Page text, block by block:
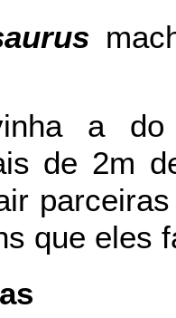
a
de 2m
que eles